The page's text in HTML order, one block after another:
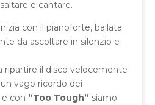
e cantare.
inizia con il pianoforte, ballata
da ascoltare in silenzio e
ripartire il disco velocemente
vago ricordo dei
con “Too Tough” siamo